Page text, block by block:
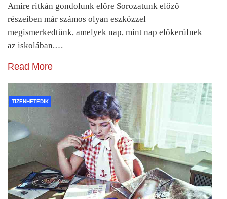
Amire ritkán gondolunk előre Sorozatunk előző
részeiben már számos olyan eszközzel
megismerkedtünk, amelyek nap, mint nap előkerülnek
az iskolában.…
Read More
TIZENHETEDIK